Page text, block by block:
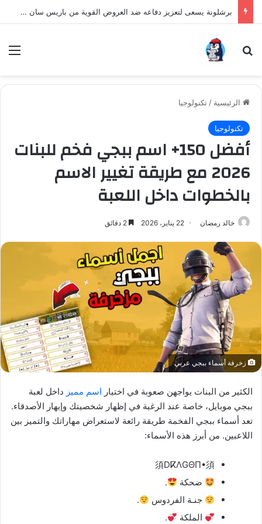
برشلونة يسعى لتعزيز دفاعه ضد العروض القوية من باريس سان جيرمان لنجم الأرجنتين
بحث عن
الرئيسية / تكنولوجيا
تكنولوجيا
أفضل 150+ اسم ببجي فخم للبنات
2026 مع طريقة تغيير الاسم
بالخطوات داخل اللعبة
خالد رمضان 22 يناير، 2026
زخرفة أسماء ببجي عربي
الكثير من البنات يواجهن صعوبة في اختيار اسم مميز داخل لعبة
ببجي موبايل، خاصة عند الرغبة في إظهار شخصيتك وإبهار الأصدقاء.
تعد أسماء ببجي الفخمة طريقة رائعة لاستعراض مهاراتك والتميز بين
اللاعبين. من أبرز هذه الأسماء:
須DⴽΛGΘΠ•須
ضحكة
.
جنـة الفردوس
.
الملكة
.